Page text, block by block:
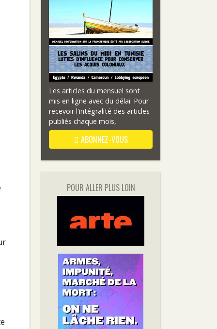
Les articles du mensuel sont
mis en ligne avec du délai. Pour
recevoir l'intégralité des articles
publiés chaque mois,
ABONNEZ-VOUS
POUR ALLER PLUS LOIN